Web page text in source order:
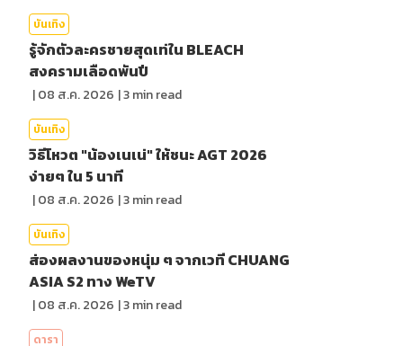
บันเทิง
รู้จักตัวละครชายสุดเท่ใน BLEACH
สงครามเลือดพันปี
|08 ส.ค. 2026 |3min read
บันเทิง
วิธีโหวต "น้องเนเน่" ให้ชนะ AGT 2026
ง่ายๆ ใน 5 นาที
|08 ส.ค. 2026 |3min read
บันเทิง
ส่องผลงานของหนุ่ม ๆ จากเวที CHUANG
ASIA S2 ทาง WeTV
|08 ส.ค. 2026 |3min read
ดารา